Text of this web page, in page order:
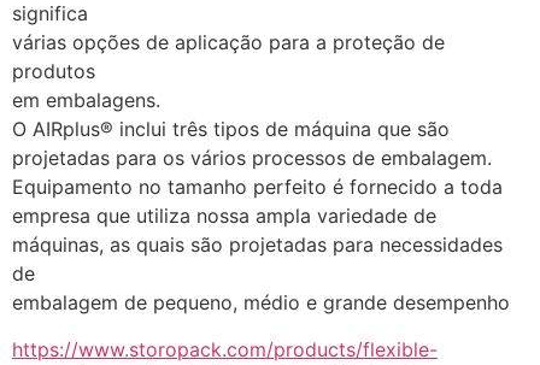
significa
várias opções de aplicação para a proteção de
produtos
em embalagens.
O AIRplus® inclui três tipos de máquina que são
projetadas para os vários processos de embalagem.
Equipamento no tamanho perfeito é fornecido a toda
empresa que utiliza nossa ampla variedade de
máquinas, as quais são projetadas para necessidades
de
embalagem de pequeno, médio e grande desempenho
https://www.storopack.com/products/flexible-